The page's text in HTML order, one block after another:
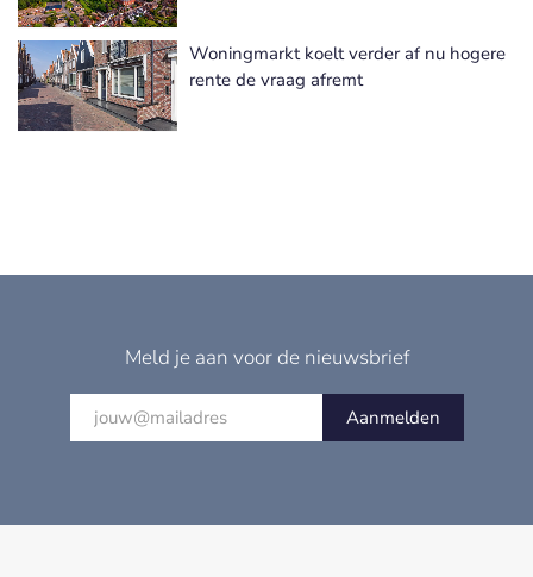
Woningmarkt koelt verder af nu hogere
rente de vraag afremt
Meld je aan voor de nieuwsbrief
Aanmelden